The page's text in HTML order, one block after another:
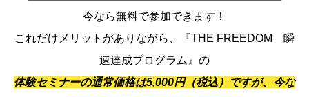
今なら無料で参加できます！
これだけメリットがありながら、『THE FREEDOM 瞬
速達成プログラム』の
体験セミナーの通常価格は5,000円（税込）ですが、今な